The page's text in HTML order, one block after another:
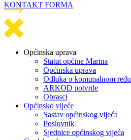
KONTAKT FORMA
Općinska uprava
Statut općine Marina
Općinska uprava
Odluka o komunalnom redu
ARKOD potvrde
Obrasci
Općinsko vijeće
Sastav općinskog vijeća
Poslovnik
Sjednice općinskog vijeća